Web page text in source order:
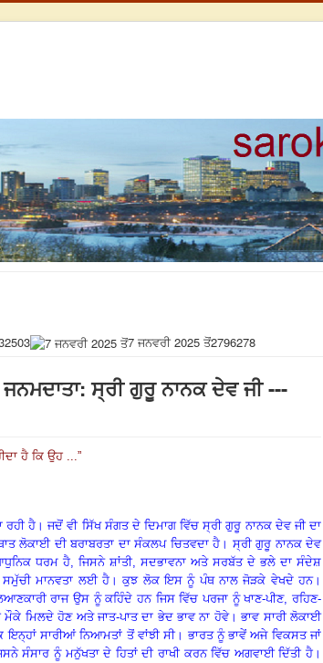
7 ਜਨਵਰੀ 2025 ਤੋਂ2796278
ਸ੍ਰੀ ਗੁਰੂ ਨਾਨਕ ਦੇਵ ਜੀ ---
ਹੈ ਕਿ ਉਹ ... ”
ਰਹੀ ਹੈ ।ਜਦੋਂ ਵੀ ਸਿੱਖ ਸੰਗਤ ਦੇ ਦਿਮਾਗ ਵਿੱਚ ਸ੍ਰੀ ਗੁਰੂ ਨਾਨਕ ਦੇਵ ਜੀ ਦਾ
ਲੋਕਾਈ ਦੀ ਬਰਾਬਰਤਾ ਦਾ ਸੰਕਲਪ ਚਿਤਵਦਾ ਹੈ । ਸ੍ਰੀ ਗੁਰੂ ਨਾਨਕ ਦੇਵ
ਧਰਮ ਹੈ , ਜਿਸਨੇ ਸ਼ਾਂਤੀ, ਸਦਭਾਵਨਾ ਅਤੇ ਸਰਬੱਤ ਦੇ ਭਲੇ ਦਾ ਸੰਦੇਸ਼
ਮਾਨਵਤਾ ਲਈ ਹੈ ।ਕੁਝ ਲੋਕ ਇਸ ਨੂੰ ਪੰਥ ਨਾਲ ਜੋੜਕੇ ਵੇਖਦੇ ਹਨ।
ਰਾਜ ਉਸ ਨੂੰ ਕਹਿੰਦੇ ਹਨ ਜਿਸ ਵਿੱਚ ਪਰਜਾ ਨੂੰ ਖਾਣ-ਪੀਣ, ਰਹਿਣ-
ਮਿਲਦੇ ਹੋਣ ਅਤੇ ਜਾਤ-ਪਾਤ ਦਾ ਭੇਦ ਭਾਵ ਨਾ ਹੋਵੇ।ਭਾਵ ਸਾਰੀ ਲੋਕਾਈ
ਇਨ੍ਹਾਂ ਸਾਰੀਆਂ ਨਿਆਮਤਾਂ ਤੋਂ ਵਾਂਝੀ ਸੀ। ਭਾਰਤ ਨੂੰ ਭਾਵੇਂ ਅਜੇ ਵਿਕਸਤ ਜਾਂ
ਸੰਸਾਰ ਨੂੰ ਮਨੁੱਖਤਾ ਦੇ ਹਿਤਾਂ ਦੀ ਰਾਖੀ ਕਰਨ ਵਿੱਚ ਅਗਵਾਈ ਦਿੱਤੀ ਹੈ ।